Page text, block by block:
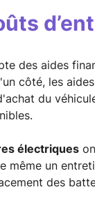
des aides
côté, les
du
électriques
même un
des